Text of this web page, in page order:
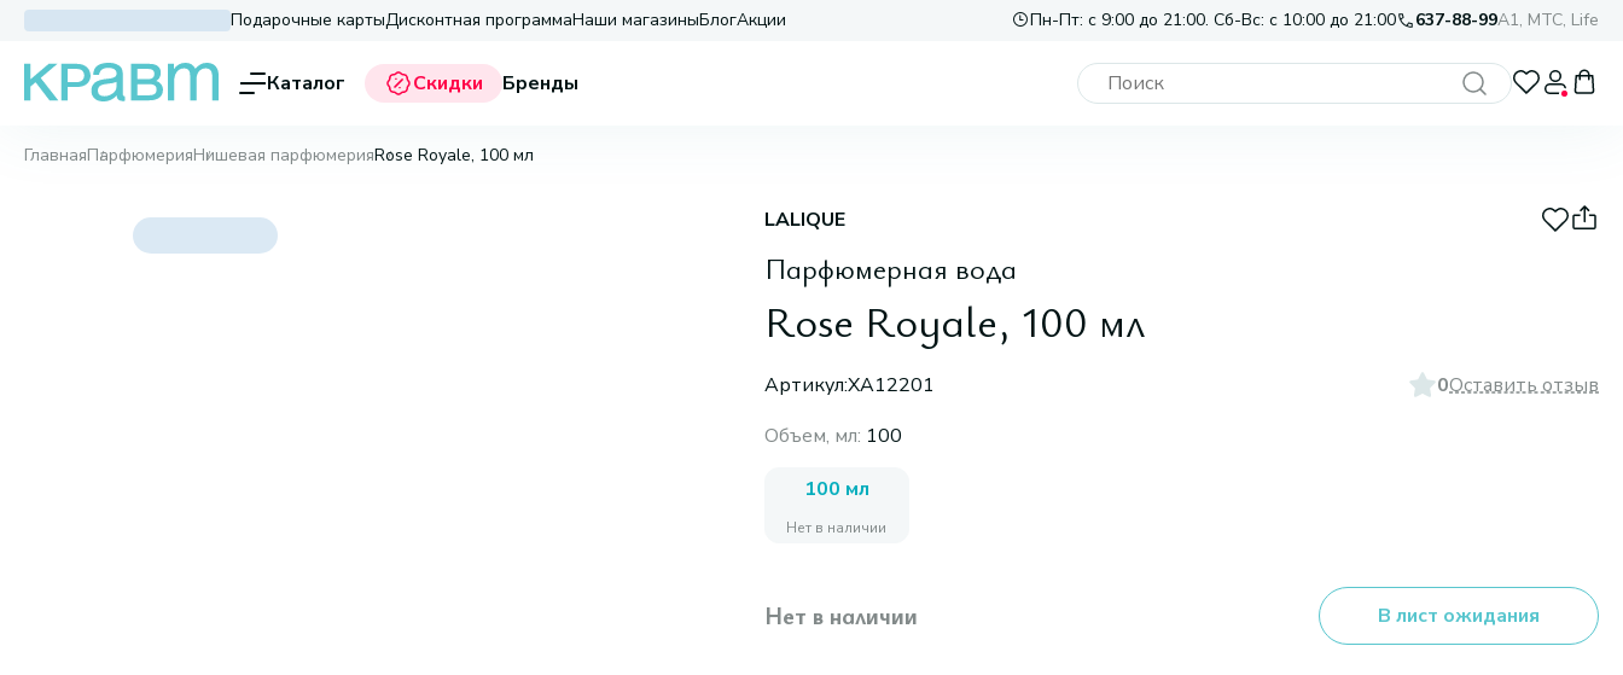
Подарочные картыДисконтная программаНаши магазиныБлогАкции Пн-Пт: с 9:00 до 21:00. Сб-Вс: с 10:00 до 21:00 637-88-99A1, МТС, Life
Каталог Скидки Бренды
ГлавнаяПарфюмерияНишевая парфюмерияRose Royale, 100 мл
LALIQUE
Парфюмерная вода
Rose Royale, 100 мл
Артикул:XA12201 0Оставить отзыв
Объем, мл: 100
100 мл
Нет в наличии
Нет в наличии В лист ожидания